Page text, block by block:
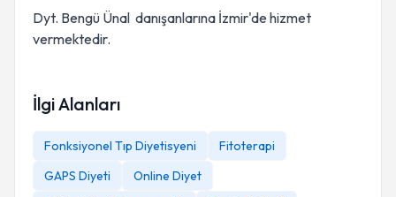
Dyt. Bengü Ünal danışanlarına İzmir'de hizmet
vermektedir.
İlgi Alanları
Fonksiyonel Tıp Diyetisyeni
Fitoterapi
GAPS Diyeti
Online Diyet